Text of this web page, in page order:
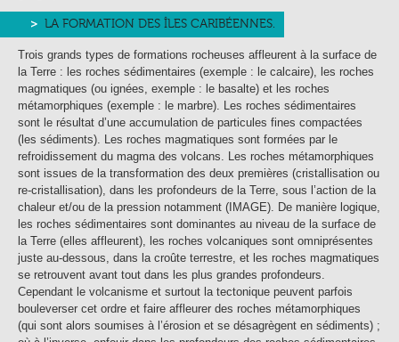
LA FORMATION DES ÎLES CARIBÉENNES.
Trois grands types de formations rocheuses affleurent à la surface de
la Terre : les roches sédimentaires (exemple : le calcaire), les roches
magmatiques (ou ignées, exemple : le basalte) et les roches
métamorphiques (exemple : le marbre). Les roches sédimentaires
sont le résultat d’une accumulation de particules fines compactées
(les sédiments). Les roches magmatiques sont formées par le
refroidissement du magma des volcans. Les roches métamorphiques
sont issues de la transformation des deux premières (cristallisation ou
re-cristallisation), dans les profondeurs de la Terre, sous l’action de la
chaleur et/ou de la pression notamment (IMAGE). De manière logique,
les roches sédimentaires sont dominantes au niveau de la surface de
la Terre (elles affleurent), les roches volcaniques sont omniprésentes
juste au-dessous, dans la croûte terrestre, et les roches magmatiques
se retrouvent avant tout dans les plus grandes profondeurs.
Cependant le volcanisme et surtout la tectonique peuvent parfois
bouleverser cet ordre et faire affleurer des roches métamorphiques
(qui sont alors soumises à l’érosion et se désagrègent en sédiments) ;